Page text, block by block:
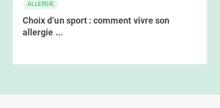
ALLERGIE
Choix d’un sport : comment vivre son
allergie ...